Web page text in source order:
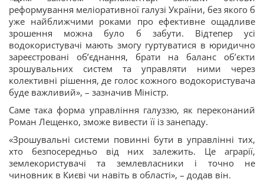
реформування меліоративної галузі України, без якого б
уже найближчими роками про ефективне ощадливе
зрошення можна було б забути. Відтепер усі
водокористувачі мають змогу гуртуватися в юридично
зареєстровані об’єднання, брати на баланс об’єкти
зрошувальних систем та управляти ними через
колективні рішення, де голос кожного водокористувача
буде важливий», – зазначив Міністр.
Саме така форма управління галуззю, як переконаний
Роман Лещенко, зможе вивести її із занепаду.
«Зрошувальні системи повинні бути в управлінні тих,
хто безпосередньо від них залежить. Це аграрії,
землекористувачі та землевласники і точно не
чиновник в Києві чи навіть в області», – додав він.